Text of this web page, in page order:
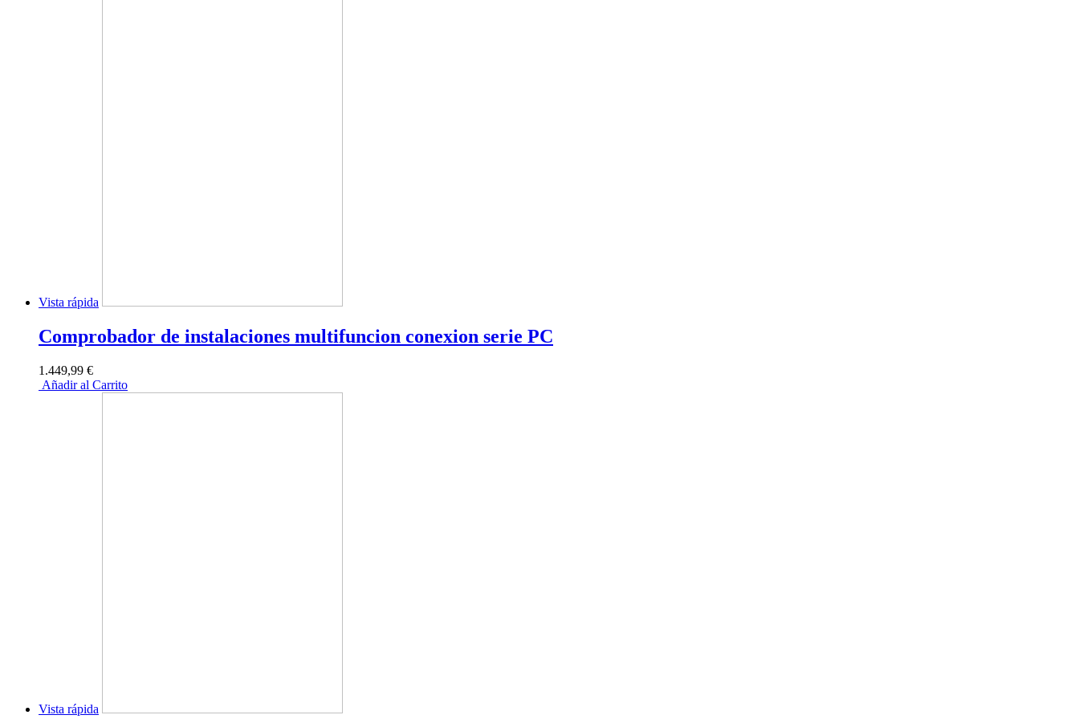
Vista rápida
Comprobador de instalaciones multifuncion conexion serie PC
1.449,99 €
Añadir al Carrito
Vista rápida